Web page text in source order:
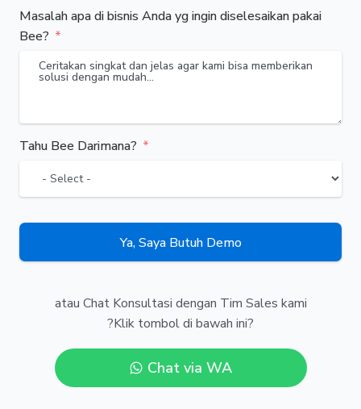
Masalah apa di bisnis Anda yg ingin diselesaikan pakai
Bee?
Tahu Bee Darimana?
Ya, Saya Butuh Demo
atau Chat Konsultasi dengan Tim Sales kami
?Klik tombol di bawah ini?
Chat via WA